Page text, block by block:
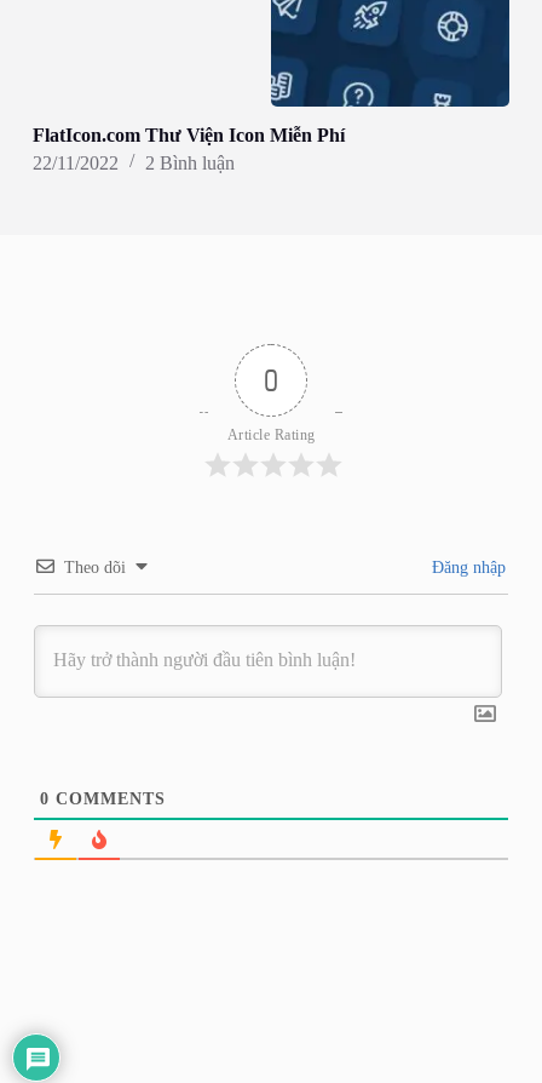
FlatIcon.com Thư Viện Icon Miễn Phí
22/11/2022
2 Bình luận
0
Article Rating
Theo dõi Đăng nhập
0 COMMENTS